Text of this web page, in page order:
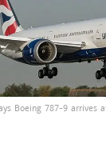
Boeing 787-9 arrives